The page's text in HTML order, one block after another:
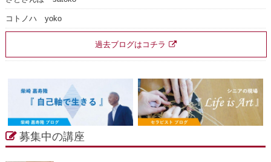
コトノハ yoko
過去ブログはコチラ
募集中の講座